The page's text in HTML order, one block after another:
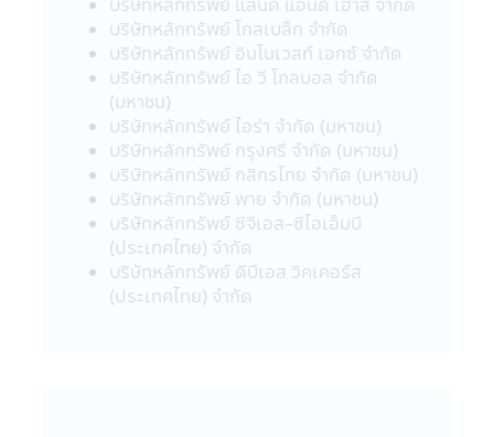
เกิดขึ้น
22. ผู้ลงทุนควรตรวจสอบให้แน่ใจว่าผู้ขาย
หน่วยลงทุนเป็นบุคคลที่ได้รับความเห็นชอบจาก
สำนักงานคณะกรรมการ ก.ล.ต.
23. อัตราค่าธรรมเนียมการหักเงินลงทุนราย
เดือนจากบัญชีธนาคารของผู้ถือหน่วยลงทุน
สำหรับผู้ลงทุนที่ใช้บริการแผนการลงทุน
อัตโนมัติ (Regular Saving Plan)
- ไม่คิดค่าบริการ สำหรับผู้ลงทุนที่มียอด
เงินลงทุนหักรายเดือนตั้งแต่ 5,000 บาทขึ้นไป
ต่อรายการ
- คิดค่าบริการ 10 บาท ต่อรายการ สำหรับ
ผู้ลงทุนที่มียอดเงินลงทุนหักรายเดือนต่ำกว่า
บริษัทหลักทรัพย์ โกลเบล็ก จำกัด
บริษัทหลักทรัพย์ อินโนเวสท์ เอกซ์ จำกัด
บริษัทหลักทรัพย์ ไอ วี โกลบอล จำกัด
(มหาชน)
บริษัทหลักทรัพย์ ไอร่า จำกัด (มหาชน)
บริษัทหลักทรัพย์ กรุงศรี จำกัด (มหาชน)
บริษัทหลักทรัพย์ กสิกรไทย จำกัด (มหาชน)
บริษัทหลักทรัพย์ พาย จำกัด (มหาชน)
บริษัทหลักทรัพย์ ซีจีเอส-ซีไอเอ็มบี
(ประเทศไทย) จำกัด
บริษัทหลักทรัพย์ ดีบีเอส วิคเคอร์ส
(ประเทศไทย) จำกัด